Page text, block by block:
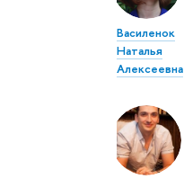
Василенок
Наталья
Алексеевна